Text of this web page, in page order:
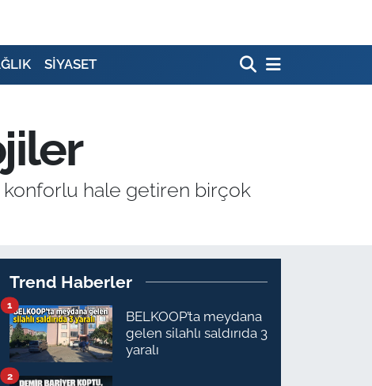
SİYASET
konforlu hale getiren birçok
Trend Haberler
BELKOOP’ta meydana
gelen silahlı saldırıda 3
yaralı
1
2